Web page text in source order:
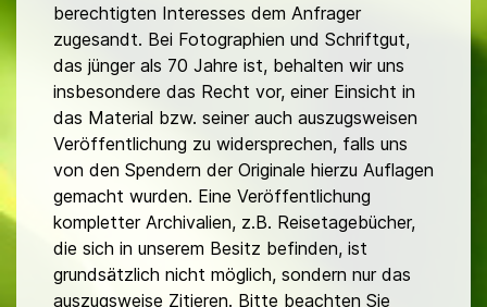
berechtigten Interesses dem Anfrager
zugesandt. Bei Fotographien und Schriftgut,
das jünger als 70 Jahre ist, behalten wir uns
insbesondere das Recht vor, einer Einsicht in
das Material bzw. seiner auch auszugsweisen
Veröffentlichung zu widersprechen, falls uns
von den Spendern der Originale hierzu Auflagen
gemacht wurden. Eine Veröffentlichung
kompletter Archivalien, z.B. Reisetagebücher,
die sich in unserem Besitz befinden, ist
grundsätzlich nicht möglich, sondern nur das
auszugsweise Zitieren. Bitte beachten Sie